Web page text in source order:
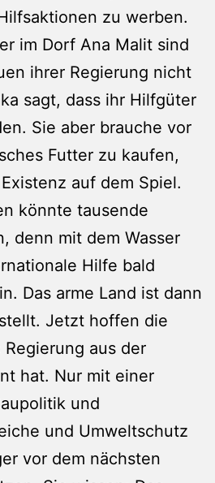
zu werben.
im Dorf Ana Malit sind
ihrer Regierung nicht
sagt, dass ihr Hilfgüter
Sie aber brauche vor
Futter zu kaufen,
auf dem Spiel.
könnte tausende
denn mit dem Wasser
Hilfe bald
Das arme Land ist dann
Jetzt hoffen die
aus der
hat. Nur mit einer
und
und Umweltschutz
vor dem nächsten